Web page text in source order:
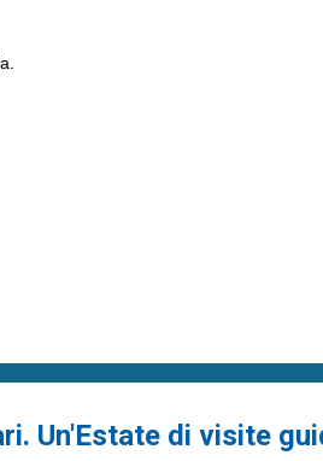
Un'Estate di visite